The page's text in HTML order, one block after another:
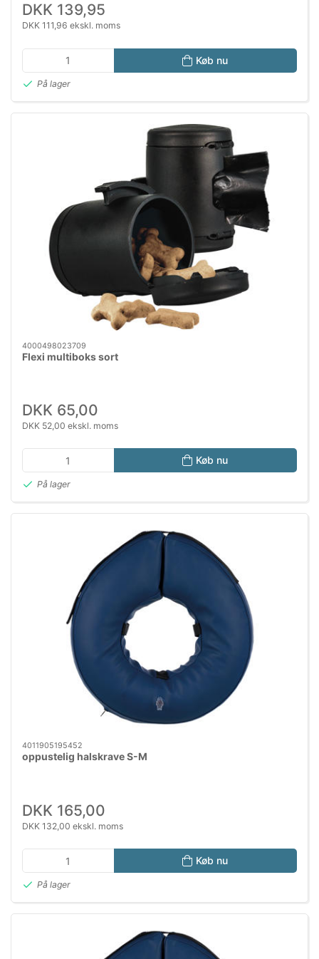
DKK 139,95
DKK 111,96 ekskl. moms
Køb nu
På lager
4000498023709
Flexi multiboks sort
DKK 65,00
DKK 52,00 ekskl. moms
Køb nu
På lager
4011905195452
oppustelig halskrave S-M
DKK 165,00
DKK 132,00 ekskl. moms
Køb nu
På lager